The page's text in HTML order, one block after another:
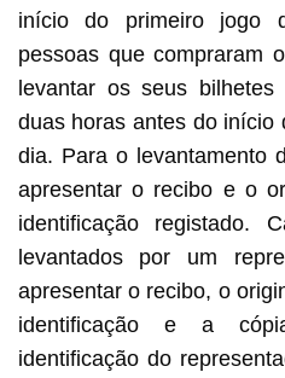
início do primeiro jogo
pessoas que compraram
levantar os seus
duas horas antes do início
dia. Para o levantamento
apresentar o recibo e o
identificação registado.
levantados por um
apresentar o recibo, o
identificação e a
identificação do